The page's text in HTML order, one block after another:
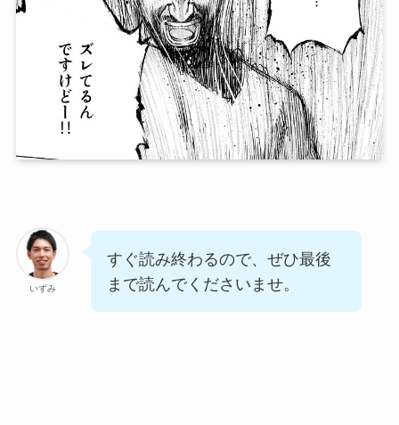
いずみ
すぐ読み終わるので、ぜひ最後
まで読んでくださいませ。